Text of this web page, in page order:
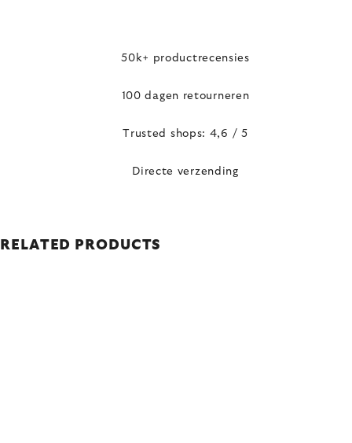
50k+ productrecensies
100 dagen retourneren
Trusted shops: 4,6 / 5
Directe verzending
RELATED PRODUCTS